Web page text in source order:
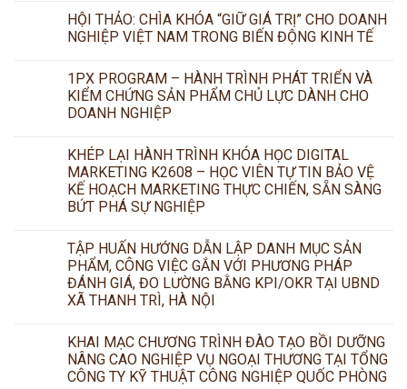
HỘI THẢO: CHÌA KHÓA “GIỮ GIÁ TRỊ” CHO DOANH
NGHIỆP VIỆT NAM TRONG BIẾN ĐỘNG KINH TẾ
1PX PROGRAM – HÀNH TRÌNH PHÁT TRIỂN VÀ
KIỂM CHỨNG SẢN PHẨM CHỦ LỰC DÀNH CHO
DOANH NGHIỆP
KHÉP LẠI HÀNH TRÌNH KHÓA HỌC DIGITAL
MARKETING K2608 – HỌC VIÊN TỰ TIN BẢO VỆ
KẾ HOẠCH MARKETING THỰC CHIẾN, SẴN SÀNG
BỨT PHÁ SỰ NGHIỆP
TẬP HUẤN HƯỚNG DẪN LẬP DANH MỤC SẢN
PHẨM, CÔNG VIỆC GẮN VỚI PHƯƠNG PHÁP
ĐÁNH GIÁ, ĐO LƯỜNG BẰNG KPI/OKR TẠI UBND
XÃ THANH TRÌ, HÀ NỘI
KHAI MẠC CHƯƠNG TRÌNH ĐÀO TẠO BỒI DƯỠNG
NÂNG CAO NGHIỆP VỤ NGOẠI THƯƠNG TẠI TỔNG
CÔNG TY KỸ THUẬT CÔNG NGHIỆP QUỐC PHÒNG